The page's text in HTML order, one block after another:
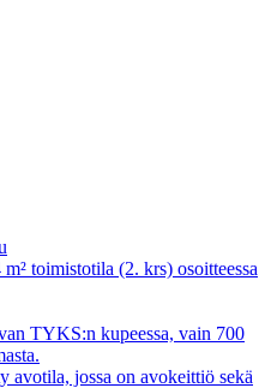
toimistotila (2. krs) osoitteessa
TYKS:n kupeessa, vain 700
avotila, jossa on avokeittiö sekä